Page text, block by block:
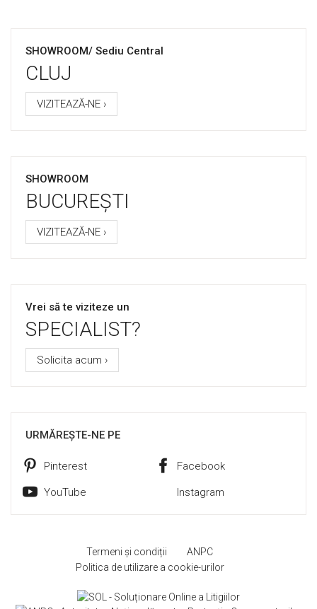
SHOWROOM/ Sediu Central
CLUJ
VIZITEAZĂ-NE ›
SHOWROOM
BUCUREȘTI
VIZITEAZĂ-NE ›
Vrei să te viziteze un
SPECIALIST?
Solicita acum ›
URMĂREȘTE-NE PE
Pinterest Facebook
YouTube Instagram
Termeni și condiții
ANPC
Politica de utilizare a cookie-urilor